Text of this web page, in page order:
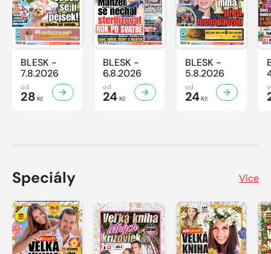
BLESK -
7.8.2026
od
28 Kč
BLESK -
6.8.2026
od
24Kč
BLESK -
5.8.2026
od
24Kč
Speciály Více